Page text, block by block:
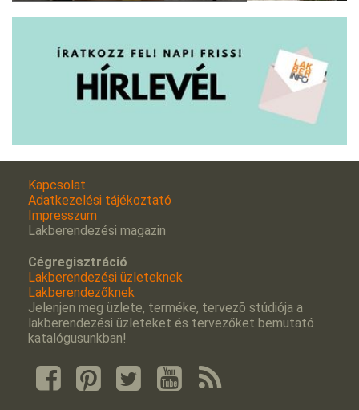
Kapcsolat
Adatkezelési tájékoztató
Impresszum
Lakberendezési magazin
Cégregisztráció
Lakberendezési üzleteknek
Lakberendezőknek
Jelenjen meg üzlete, terméke, tervezõ stúdiója a
lakberendezési üzleteket és tervezőket bemutató
katalógusunkban!